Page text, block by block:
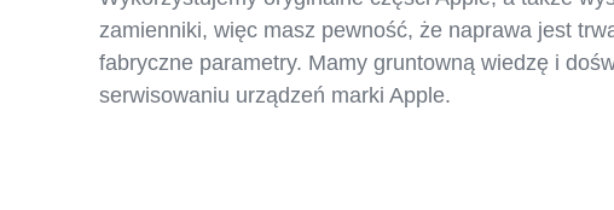
zamienniki, więc masz pewność, że naprawa jest
fabryczne parametry. Mamy gruntowną wiedzę i
serwisowaniu urządzeń marki Apple.